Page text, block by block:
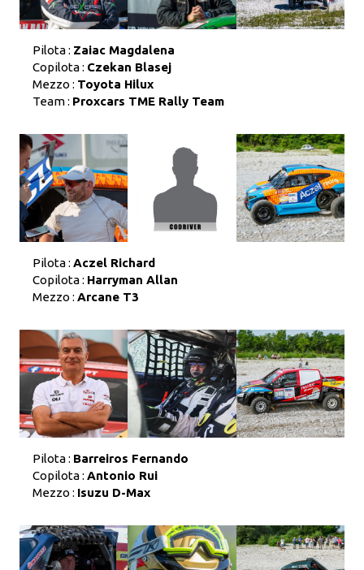
Pilota : Zaiac Magdalena
Copilota : Czekan Blasej
Mezzo : Toyota Hilux
Team : Proxcars TME Rally Team
Pilota : Aczel Richard
Copilota : Harryman Allan
Mezzo : Arcane T3
Pilota : Barreiros Fernando
Copilota : Antonio Rui
Mezzo : Isuzu D-Max